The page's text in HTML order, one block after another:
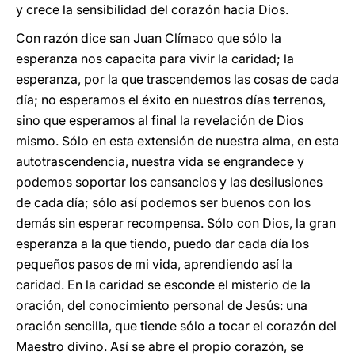
y crece la sensibilidad del corazón hacia Dios.
Con razón dice san Juan Clímaco que sólo la
esperanza nos capacita para vivir la caridad; la
esperanza, por la que trascendemos las cosas de cada
día; no esperamos el éxito en nuestros días terrenos,
sino que esperamos al final la revelación de Dios
mismo. Sólo en esta extensión de nuestra alma, en esta
autotrascendencia, nuestra vida se engrandece y
podemos soportar los cansancios y las desilusiones
de cada día; sólo así podemos ser buenos con los
demás sin esperar recompensa. Sólo con Dios, la gran
esperanza a la que tiendo, puedo dar cada día los
pequeños pasos de mi vida, aprendiendo así la
caridad. En la caridad se esconde el misterio de la
oración, del conocimiento personal de Jesús: una
oración sencilla, que tiende sólo a tocar el corazón del
Maestro divino. Así se abre el propio corazón, se